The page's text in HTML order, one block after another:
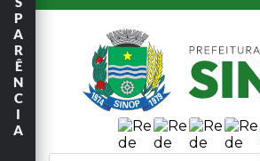
P
A
R
Ê
N
C
I
A